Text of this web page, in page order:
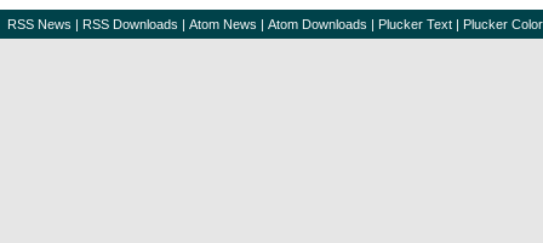
RSS News | RSS Downloads | Atom News | Atom Downloads | Plucker Text | Plucker Color